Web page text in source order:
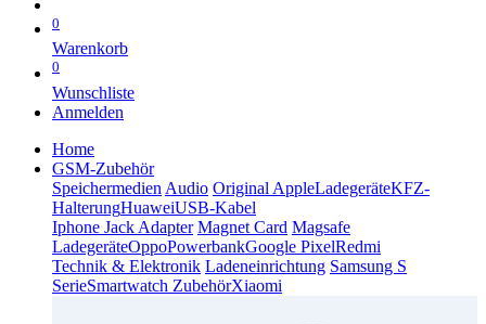
0
Warenkorb
0
Wunschliste
Anmelden
Home
GSM-Zubehör
Speichermedien Audio Original AppleLadegeräteKFZ-
HalterungHuaweiUSB-Kabel
Iphone Jack Adapter Magnet Card Magsafe
LadegeräteOppoPowerbankGoogle PixelRedmi
Technik & Elektronik Ladeneinrichtung Samsung S
SerieSmartwatch ZubehörXiaomi